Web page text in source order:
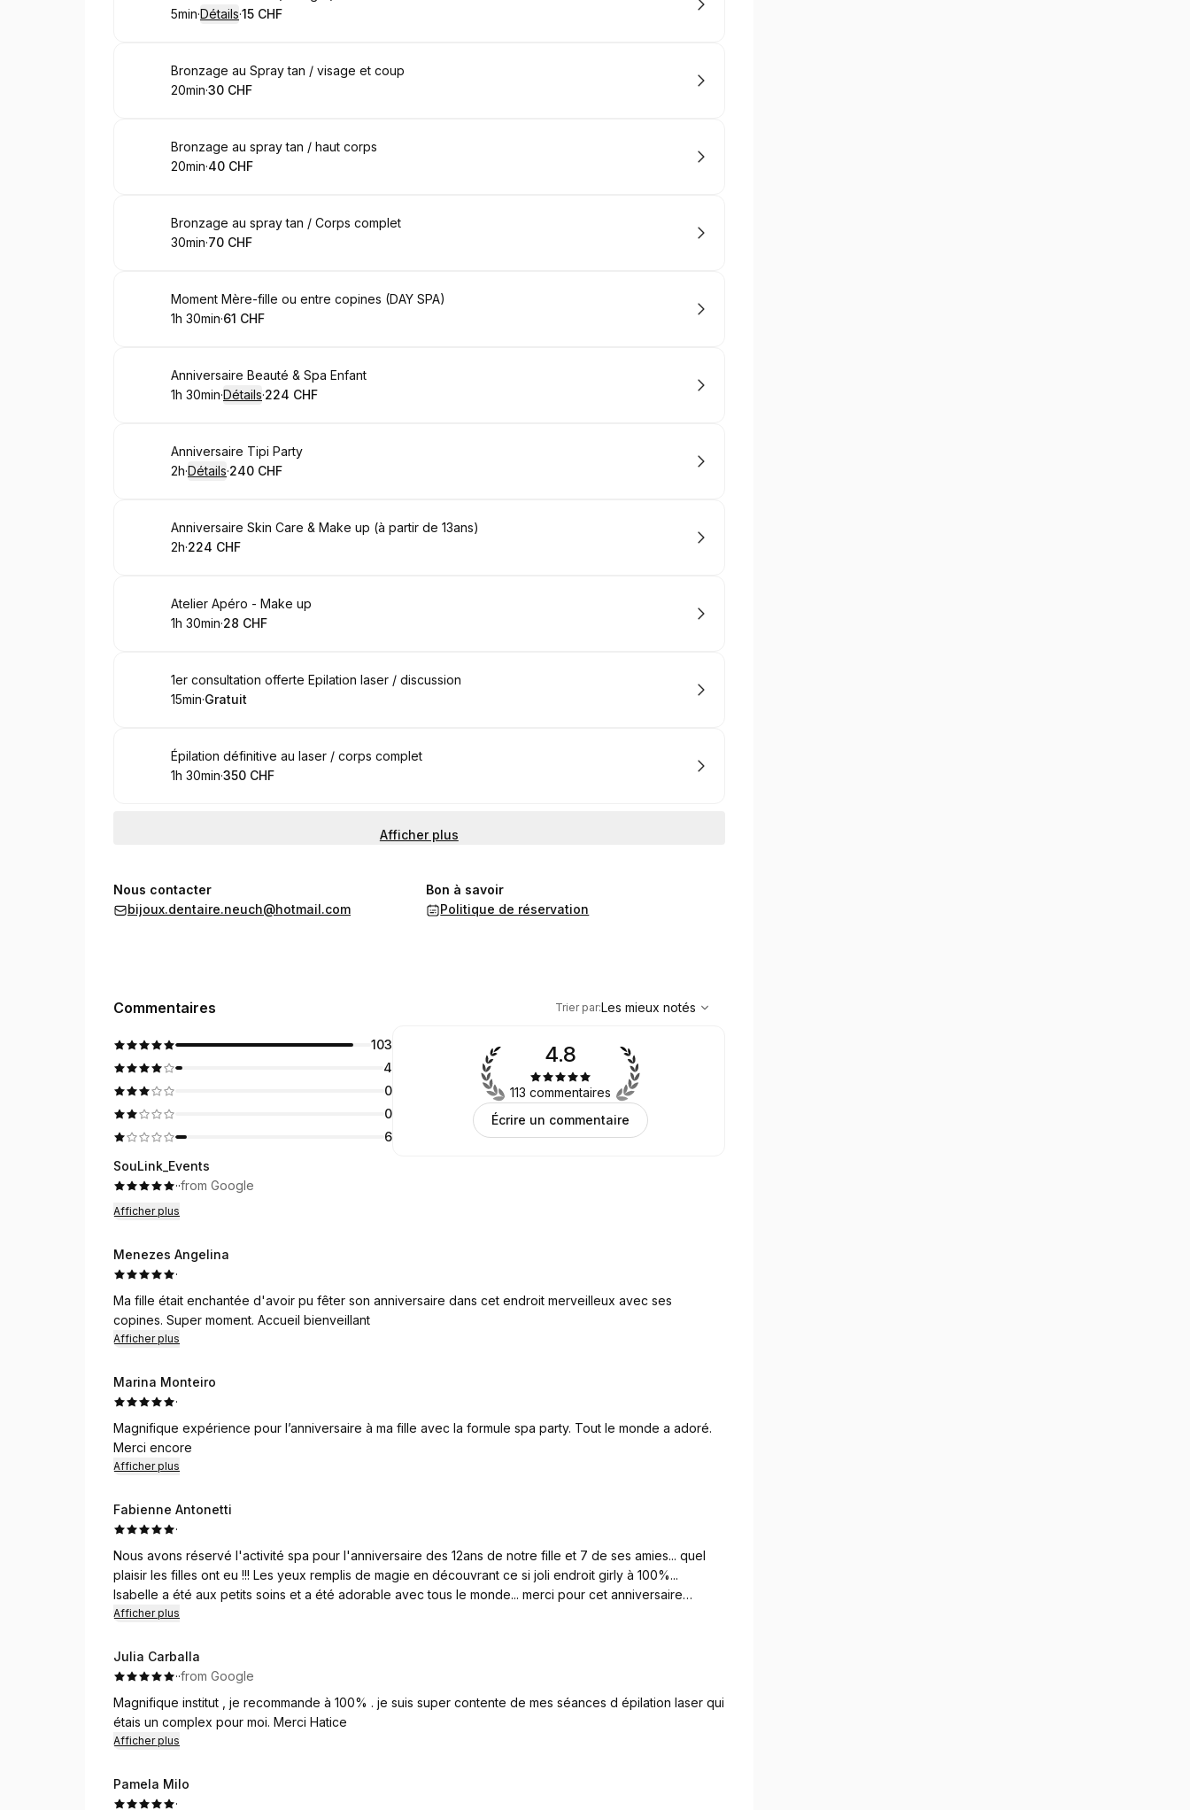
.Durée de l'appel
5min·Détails·
.Prix:
15 CHF
Réserver
Bronzage au Spray tan / visage et coup
.Durée de l'appel
20min·
.Prix :
30 CHF
Réserver
Bronzage au spray tan / haut corps
.Durée de l'appel
20min·
.Prix :
40 CHF
Réserver
Bronzage au spray tan / Corps complet
.Durée de l'appel
30min·
. Prix :
70 CHF
Réserver
Moment Mère-fille ou entre copines (DAY SPA)
.Durée de l'appel
1h 30min·
. Prix:
61 CHF
Réserver
Anniversaire Beauté & Spa Enfant
.Durée de l'appel
1h 30min·Détails·
.Prix:
224 CHF
Réserver
Anniversaire Tipi Party
.Durée de l'appel
2h·Détails·
.Prix:
240 CHF
Réserver
Anniversaire Skin Care & Make up (à partir de 13ans)
.Durée de l'appel
2h·
.Prix:
224 CHF
Réserver
Atelier Apéro - Make up
.Durée de l'appel
1h 30min·
.Prix :
28 CHF
Réserver
1er consultation offerte Epilation laser / discussion
.Durée de l'appel
15min·
.Prix:
Gratuit
Réserver
Épilation définitive au laser / corps complet
.Durée de l'appel
1h 30min·
.Prix:
350 CHF
Afficher plus
Nous contacter
bijoux.dentaire.neuch@hotmail.com
Bon à savoir
Politique de réservation
Commentaires
Les mieux notés
Trier par:Les mieux notés
103
4
0
0
6
4.8
113 commentaires
Écrire un commentaire
SouLink_Events
··from Google
Afficher plus
Menezes Angelina
·
Ma fille était enchantée d'avoir pu fêter son anniversaire dans cet endroit merveilleux avec ses
copines. Super moment. Accueil bienveillant
Afficher plus
Marina Monteiro
·
Magnifique expérience pour l’anniversaire à ma fille avec la formule spa party. Tout le monde a adoré.
Merci encore
Afficher plus
Fabienne Antonetti
·
Nous avons réservé l'activité spa pour l'anniversaire des 12ans de notre fille et 7 de ses amies... quel
plaisir les filles ont eu !!! Les yeux remplis de magie en découvrant ce si joli endroit girly à 100%...
Isabelle a été aux petits soins et a été adorable avec tous le monde... merci pour cet anniversaire
inoubliable !!!!
Afficher plus
Julia Carballa
··from Google
Magnifique institut , je recommande à 100% . je suis super contente de mes séances d épilation laser qui
étais un complex pour moi. Merci Hatice
Afficher plus
Pamela Milo
·